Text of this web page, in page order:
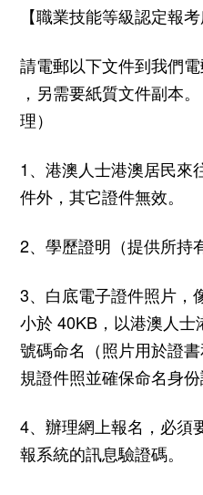
【職業技能等級認定報考
請電郵以下文件到我們電
，另需要紙質文件副本
理）
1、港澳人士港澳居民來
件外，其它證件無效。
2、學歷證明（提供所持
3、白底電子證件照片，
小於40KB ，以港澳人
號碼命名（照片用於證
規證件照並確保命名身份
4、辦理網上報名，必須
報系統的訊息驗證碼。